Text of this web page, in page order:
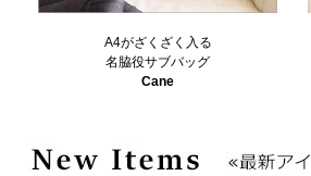
A4がざくざく入る
名脇役サブバッグ
Cane